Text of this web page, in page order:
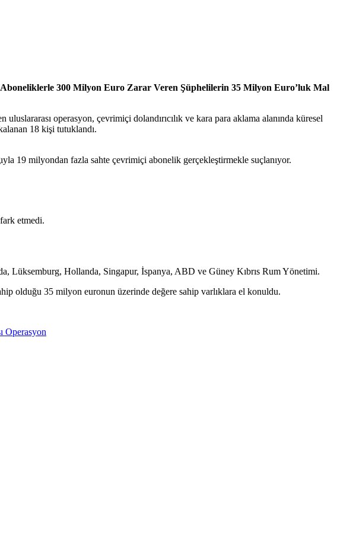
300 Milyon Euro Zarar Veren Şüphelilerin 35 Milyon Euro’luk Mal
operasyon, çevrimiçi dolandırıcılık ve kara para aklama alanında küresel
18 kişi tutuklandı.
19 milyondan fazla sahte çevrimiçi abonelik gerçekleştirmekle suçlanıyor.
etmedi.
Lüksemburg, Hollanda, Singapur, İspanya, ABD ve Güney Kıbrıs Rum Yönetimi.
olduğu 35 milyon euronun üzerinde değere sahip varlıklara el konuldu.
Operasyon